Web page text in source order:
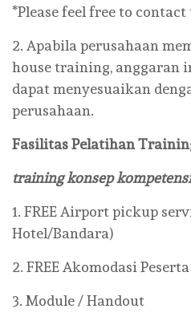
*Please feel free to contact
2. Apabila perusahaan
house training, anggaran
dapat menyesuaikan
perusahaan.
Fasilitas Pelatihan
training konsep
1. FREE Airport pickup
Hotel/Bandara)
2. FREE Akomodasi
3. Module / Handout